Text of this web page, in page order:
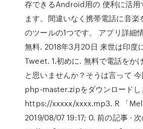
存できるAndroid用の 便利に活用
ます。間違いなく携帯電話に音楽
のツールの1つです。 アプリ詳細
無料. 2018年3月20日 来世は印度
Tweet. 1.初めに. 無料で電話をか
と思いませんか？そうは言って
php-master.zipをダウンロードし
https://xxxxx/xxxx.mp3. R 「
2019/08/07 19:17; 0. 前の記事 · 次